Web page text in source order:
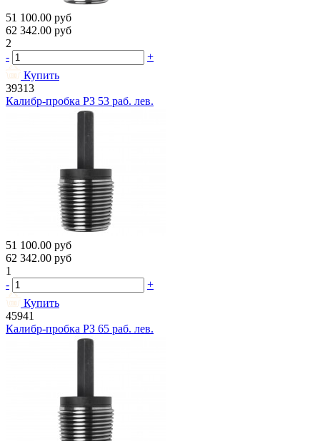
51 100.00 руб
62 342.00 руб
2
-
+
Купить
39313
Калибр-пробка РЗ 53 раб. лев.
51 100.00 руб
62 342.00 руб
1
-
+
Купить
45941
Калибр-пробка РЗ 65 раб. лев.